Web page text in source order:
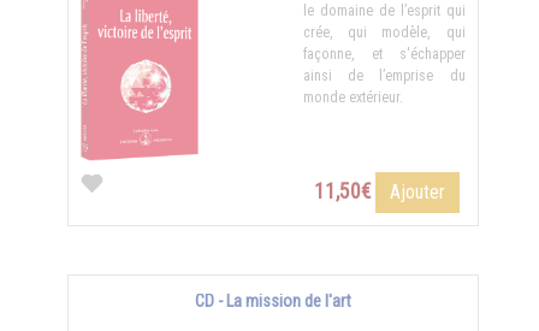
le domaine de l’esprit qui
crée, qui modèle, qui
façonne, et s'échapper
ainsi de l’emprise du
monde extérieur.
11,50€ Ajouter
CD - La mission de l'art